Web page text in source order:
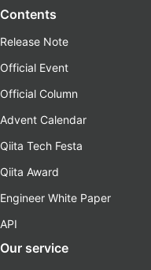
Contents
Release Note
Official Event
Official Column
Advent Calendar
Qiita Tech Festa
Qiita Award
Engineer White Paper
API
Our service